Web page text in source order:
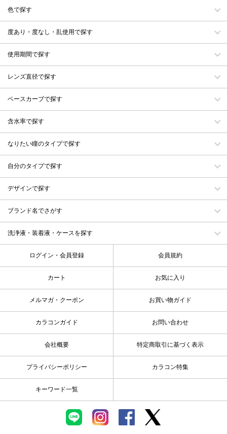
色で探す
度あり・度なし・乱使用で探す
使用期間で探す
レンズ直径で探す
ベースカーブで探す
含水率で探す
なりたい瞳のタイプで探す
自分のタイプで探す
デザインで探す
ブランド名でさがす
洗浄液・装着液・ケースを探す
ログイン・会員登録 会員規約
カート お気に入り
メルマガ・クーポン お買い物ガイド
カラコンガイド お問い合わせ
会社概要 特定商取引に基づく表示
プライバシーポリシー カラコン特集
キーワード一覧